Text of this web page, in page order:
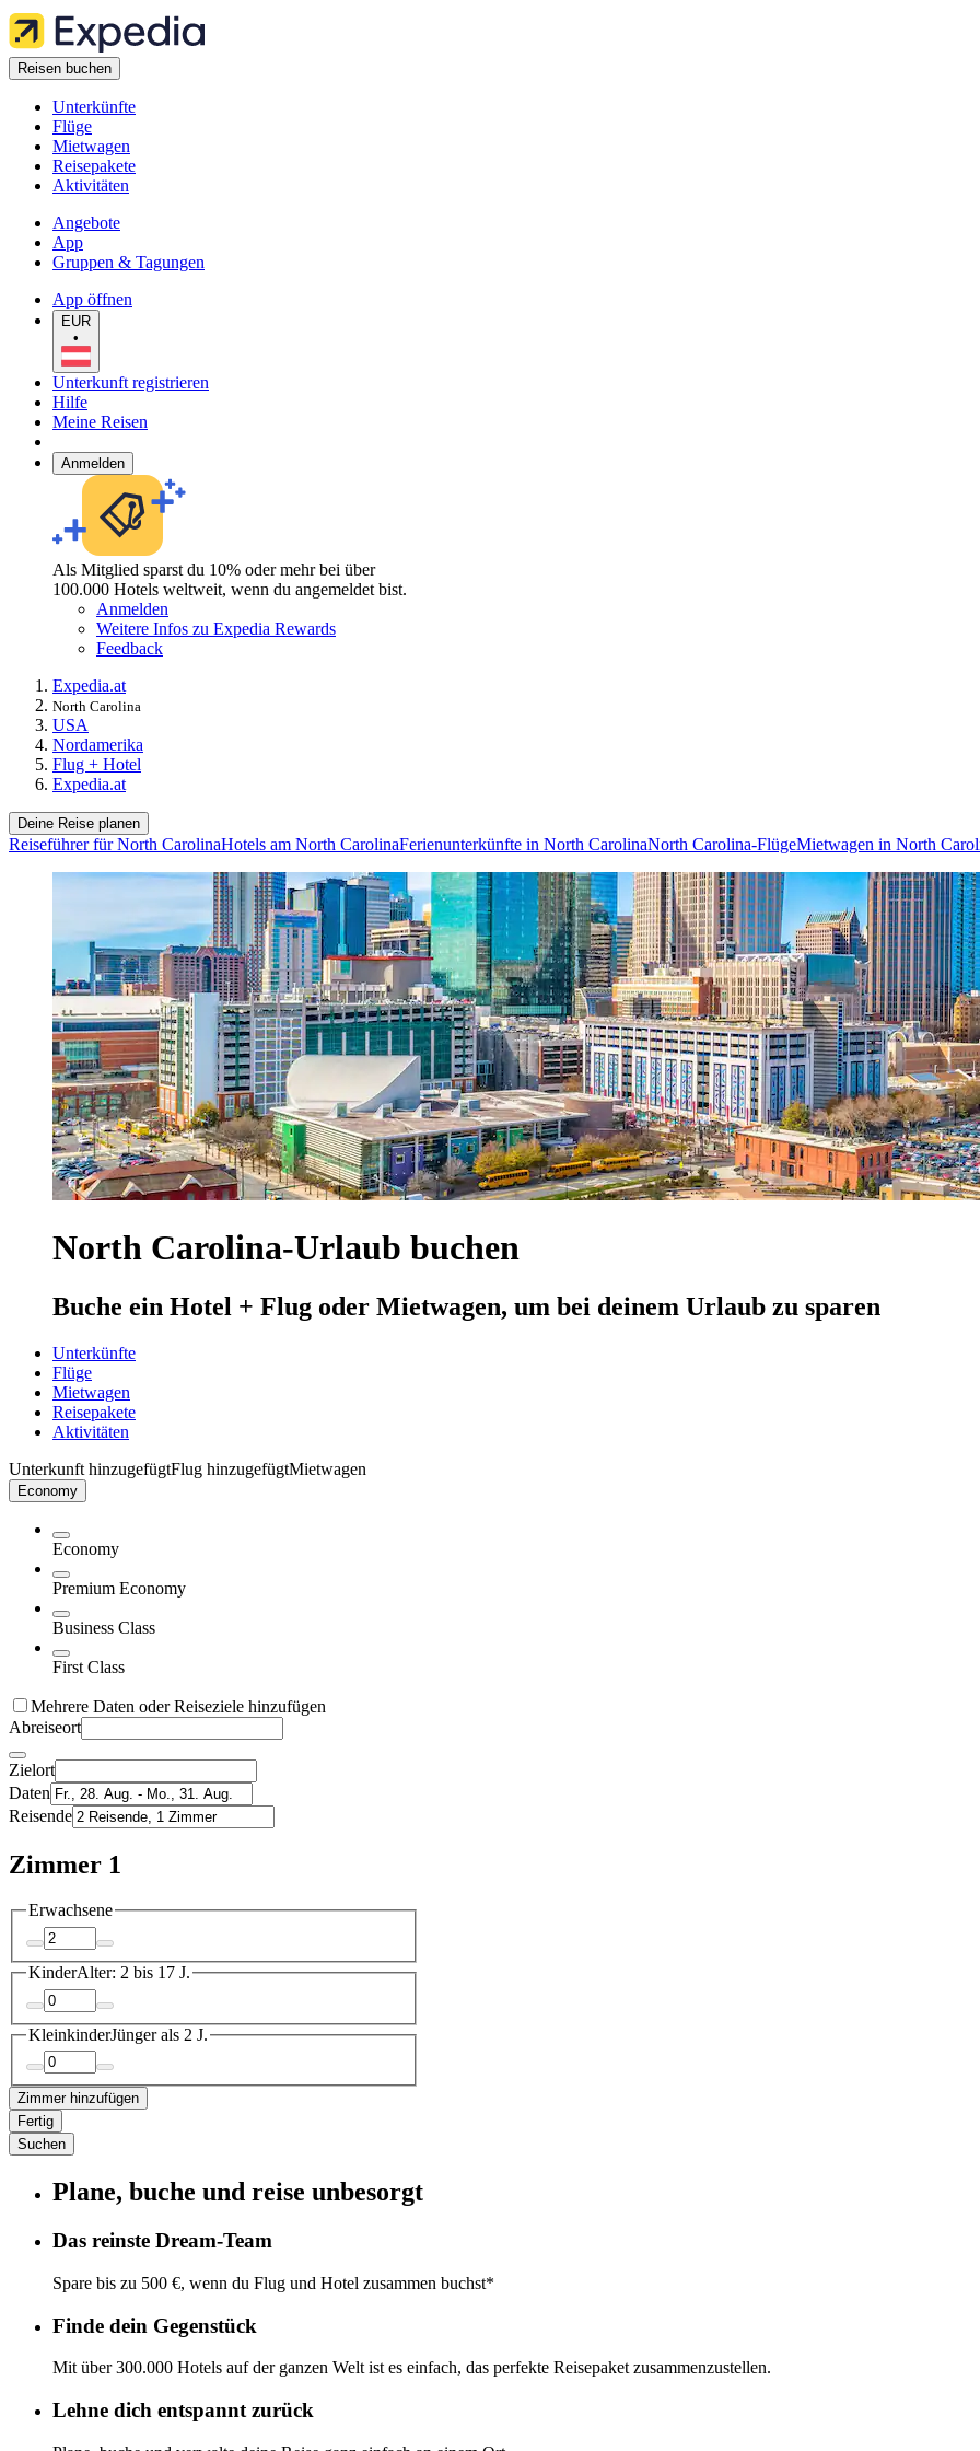
Reisen buchen
Unterkünfte
Flüge
Mietwagen
Reisepakete
Aktivitäten
Angebote
App
Gruppen & Tagungen
App öffnen
EUR
•
Unterkunft registrieren
Hilfe
Meine Reisen
Anmelden
Als Mitglied sparst du 10% oder mehr bei über
100.000 Hotels weltweit, wenn du angemeldet bist.
Anmelden
Weitere Infos zu Expedia Rewards
Feedback
Expedia.at
North Carolina
USA
Nordamerika
Flug + Hotel
Expedia.at
Deine Reise planen
Reiseführer für North CarolinaHotels am North CarolinaFerienunterkünfte in North CarolinaNorth Carolina-FlügeMietwagen in North
North Carolina-Urlaub buchen
Buche ein Hotel + Flug oder Mietwagen, um bei deinem Urlaub zu sparen
Unterkünfte
Flüge
Mietwagen
Reisepakete
Aktivitäten
Unterkunft hinzugefügtFlug hinzugefügtMietwagen
Economy
Economy
Premium Economy
Business Class
First Class
Mehrere Daten oder Reiseziele hinzufügen
Abreiseort
Zielort
Daten
Reisende
Zimmer 1
Erwachsene
KinderAlter: 2 bis 17 J.
KleinkinderJünger als 2 J.
Zimmer hinzufügen
Fertig
Suchen
Plane, buche und reise unbesorgt
Das reinste Dream-Team
Spare bis zu 500 €, wenn du Flug und Hotel zusammen buchst*
Finde dein Gegenstück
Mit über 300.000 Hotels auf der ganzen Welt ist es einfach, das perfekte Reisepaket zusammenzustellen.
Lehne dich entspannt zurück